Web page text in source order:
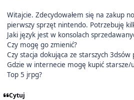
Witajcie. Zdecydowałem się na zakup
pierwszy sprzęt nintendo. Potrzebuję
Jaki język jest w konsolach
Czy mogę go zmienić?
Czy stacja dokująca ze starszych 3dsów
Gdzie w internecie mogę kupić starsze/
Top 5 jrpg?
Cytuj